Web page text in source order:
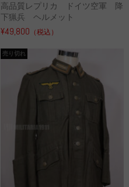
高品質レプリカ ドイツ空軍 降
下猟兵 ヘルメット
¥49,800 （税込）
売り切れ